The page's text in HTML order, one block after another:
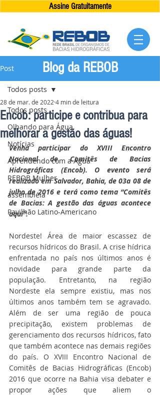
Assine Gratuitamente
Post
Todos posts
Olhando para Água
Notícias
Aprendendo com a Água
REBOB Mulher
assembléia
Pavilhão Latino-Americano
Todos posts
Encob: participe e contribua para
melhorar a gestão das águas!
28 de mar. de 2022 4 min de leitura
Venha participar do XVIII Encontro
Nacional de Comitês de Bacias
Hidrográficas (Encob). O evento será
realizado em Salvador, Bahia, de 03a 08 de
julho de 2016 e terá como tema “Comitês
de Bacias: A gestão das águas acontece
aqui”.
Nordeste! Área de maior escassez de
recursos hídricos do Brasil. A crise hídrica
enfrentada no país nos últimos anos é
novidade para grande parte da
população. Entretanto, na região
Nordeste ela sempre existiu, mas nos
últimos anos também tem se agravado.
Além de ser uma região de pouca
precipitação, existem problemas de
gerenciamento dos recursos hídricos, fato
que também acontece nas demais regiões
do país. O XVIII Encontro Nacional de
Comitês de Bacias Hidrográficas (Encob)
2016 que ocorre na Bahia visa debater e
propor ações que aliem o
Blog da REBOB